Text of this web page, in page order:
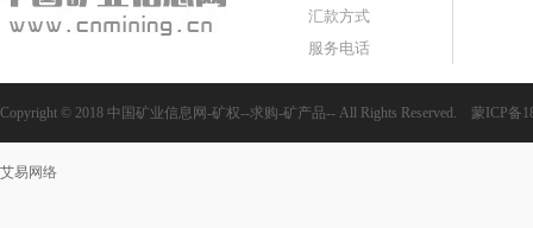
汇款方式
服务电话
Copyright © 2018 中国矿业信息网-矿权--求购-矿产品-- All Rights Reserved. 蒙ICP备
艾易网络